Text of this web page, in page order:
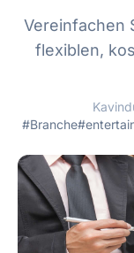
Vereinfachen
flexiblen,
#Branche